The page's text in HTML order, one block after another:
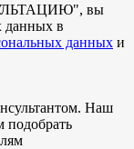
", вы
данных в
данных и
Наш
подобрать